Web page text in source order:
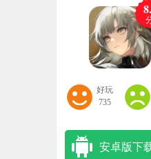
好玩
735
黑色信标是一款相
安卓版下